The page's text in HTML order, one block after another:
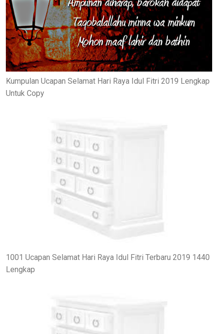
Kumpulan Ucapan Selamat Hari Raya Idul Fitri 2019 Lengkap
Untuk Copy
1001 Ucapan Selamat Hari Raya Idul Fitri Terbaru 2019 1440
Lengkap